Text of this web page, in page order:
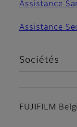
Assistance
Assistance
Sociétés
FUJIFILM